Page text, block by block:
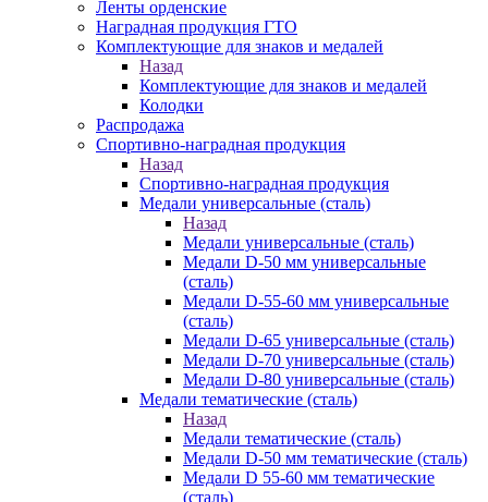
Ленты орденские
Наградная продукция ГТО
Комплектующие для знаков и медалей
Назад
Комплектующие для знаков и медалей
Колодки
Распродажа
Спортивно-наградная продукция
Назад
Спортивно-наградная продукция
Медали универсальные (сталь)
Назад
Медали универсальные (сталь)
Медали D-50 мм универсальные
(сталь)
Медали D-55-60 мм универсальные
(сталь)
Медали D-65 универсальные (сталь)
Медали D-70 универсальные (сталь)
Медали D-80 универсальные (сталь)
Медали тематические (сталь)
Назад
Медали тематические (сталь)
Медали D-50 мм тематические (сталь)
Медали D 55-60 мм тематические
(сталь)